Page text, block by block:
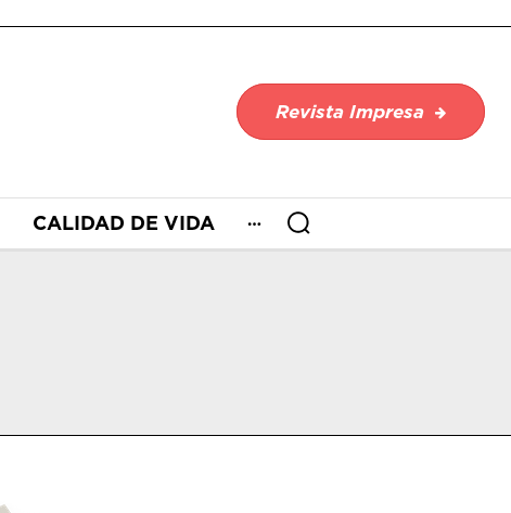
Revista Impresa
CALIDAD DE VIDA